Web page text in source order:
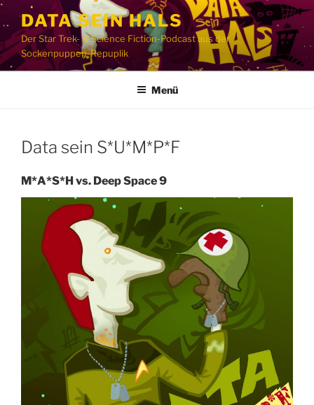
Zum
Inhalt
springen
DATA SEIN HALS
Der Star Trek- & Science Fiction-Podcast aus der
Sockenpuppen-Repuplik
Menü
Data sein S*U*M*P*F
M*A*S*H vs. Deep Space 9